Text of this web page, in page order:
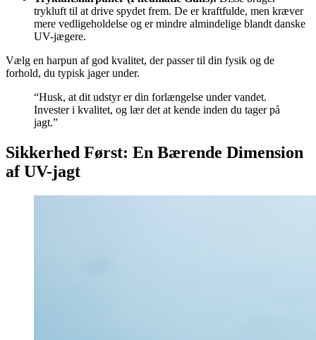
trykluft til at drive spydet frem. De er kraftfulde, men kræver
mere vedligeholdelse og er mindre almindelige blandt danske
UV-jægere.
Vælg en harpun af god kvalitet, der passer til din fysik og de
forhold, du typisk jager under.
“Husk, at dit udstyr er din forlængelse under vandet.
Invester i kvalitet, og lær det at kende inden du tager på
jagt.”
Sikkerhed Først: En Bærende Dimension
af UV-jagt